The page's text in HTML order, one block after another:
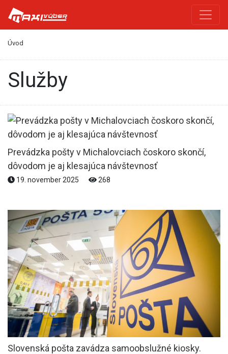
Úvod
služby
Prevádzka pošty v Michalovciach čoskoro skončí,
dôvodom je aj klesajúca návštevnosť
19. november 2025 268
Slovenská pošta zavádza samoobslužné kiosky.